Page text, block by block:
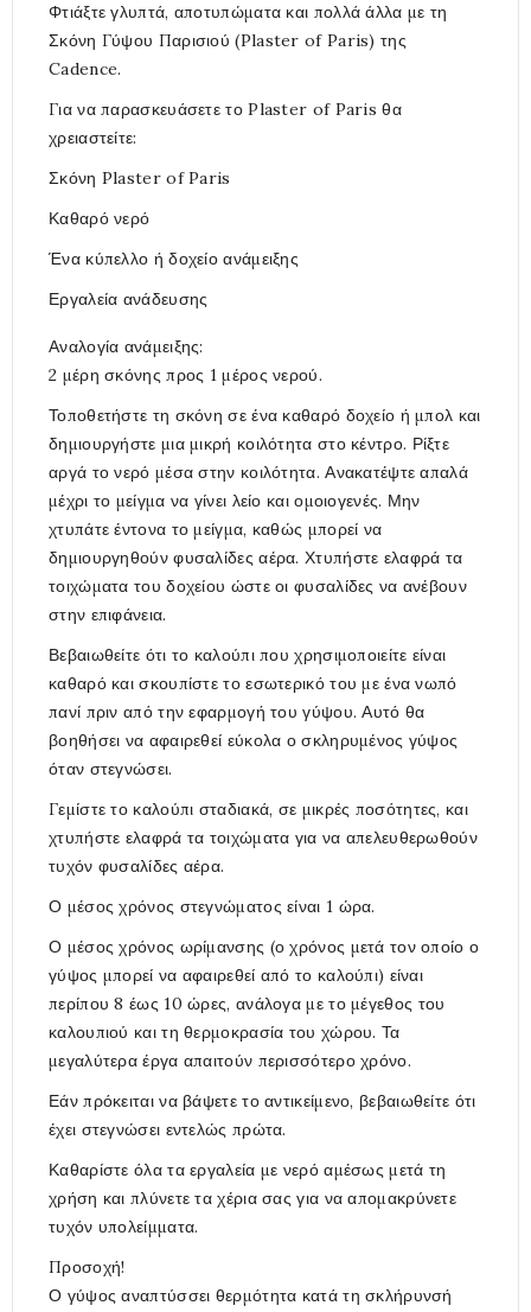
Φτιάξτε γλυπτά, αποτυπώματα και πολλά άλλα με τη
Σκόνη Γύψου Παρισιού (Plaster of Paris) της
Cadence.
Για να παρασκευάσετε το Plaster of Paris θα
χρειαστείτε:
Σκόνη Plaster of Paris
Καθαρό νερό
Ένα κύπελλο ή δοχείο ανάμειξης
Εργαλεία ανάδευσης
Αναλογία ανάμειξης:
2 μέρη σκόνης προς 1 μέρος νερού.
Τοποθετήστε τη σκόνη σε ένα καθαρό δοχείο ή μπολ και
δημιουργήστε μια μικρή κοιλότητα στο κέντρο. Ρίξτε
αργά το νερό μέσα στην κοιλότητα. Ανακατέψτε απαλά
μέχρι το μείγμα να γίνει λείο και ομοιογενές. Μην
χτυπάτε έντονα το μείγμα, καθώς μπορεί να
δημιουργηθούν φυσαλίδες αέρα. Χτυπήστε ελαφρά τα
τοιχώματα του δοχείου ώστε οι φυσαλίδες να ανέβουν
στην επιφάνεια.
Βεβαιωθείτε ότι το καλούπι που χρησιμοποιείτε είναι
καθαρό και σκουπίστε το εσωτερικό του με ένα νωπό
πανί πριν από την εφαρμογή του γύψου. Αυτό θα
βοηθήσει να αφαιρεθεί εύκολα ο σκληρυμένος γύψος
όταν στεγνώσει.
Γεμίστε το καλούπι σταδιακά, σε μικρές ποσότητες, και
χτυπήστε ελαφρά τα τοιχώματα για να απελευθερωθούν
τυχόν φυσαλίδες αέρα.
Ο μέσος χρόνος στεγνώματος είναι 1 ώρα.
Ο μέσος χρόνος ωρίμανσης (ο χρόνος μετά τον οποίο ο
γύψος μπορεί να αφαιρεθεί από το καλούπι) είναι
περίπου 8 έως 10 ώρες, ανάλογα με το μέγεθος του
καλουπιού και τη θερμοκρασία του χώρου. Τα
μεγαλύτερα έργα απαιτούν περισσότερο χρόνο.
Εάν πρόκειται να βάψετε το αντικείμενο, βεβαιωθείτε ότι
έχει στεγνώσει εντελώς πρώτα.
Καθαρίστε όλα τα εργαλεία με νερό αμέσως μετά τη
χρήση και πλύνετε τα χέρια σας για να απομακρύνετε
τυχόν υπολείμματα.
Προσοχή!
Ο γύψος αναπτύσσει θερμότητα κατά τη σκλήρυνσή